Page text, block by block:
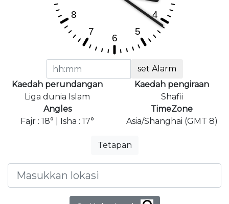
set Alarm
Kaedah perundangan
Liga dunia Islam
Kaedah pengiraan
Shafii
Angles
Fajr : 18° | Isha : 17°
TimeZone
Asia/Shanghai (GMT 8)
Tetapan